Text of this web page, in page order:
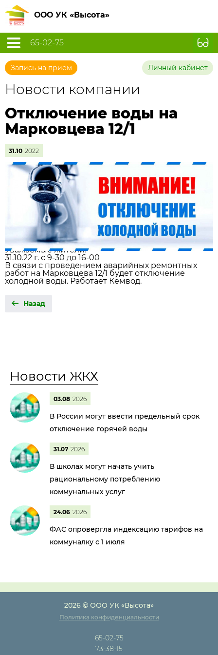
ООО УК «Высота»
65-02-75
Запись на прием Личный кабинет
Новости компании
Отключение воды на
Марковцева 12/1
31.10 2022
Уважаемые жители!
31.10.22 г. с 9-30 до 16-00
В связи с проведением аварийных ремонтных
работ на Марковцева 12/1 будет отключение
холодной воды. Работает Кемвод.
Назад
Новости ЖКХ
03.08 2026
В России могут ввести предельный срок
отключение горячей воды
31.07 2026
В школах могут начать учить
рациональному потреблению
коммунальных услуг
24.06 2026
ФАС опровергла индексацию тарифов на
коммуналку с 1 июля
2026 © ООО УК «Высота»
Политика конфиденциальности
65-02-75
73-38-15